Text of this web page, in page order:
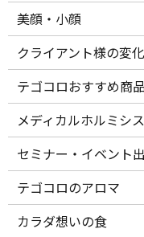
美顔・小顔
クライアント様の変化
テゴコロおすすめ商品
メディカルホルミシ
セミナー・イベント
テゴコロのアロマ
カラダ想いの食